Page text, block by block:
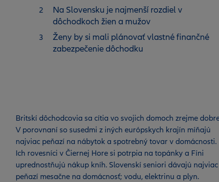
Na Slovensku je najmenší rozdiel v
dôchodkoch žien a mužov
Ženy by si mali plánovať vlastné finančné
zabezpečenie dôchodku
Britskí dôchodcovia sa cítia vo svojich domoch zrejme
V porovnaní so susedmi z iných európskych krajín míňajú
najviac peňazí na nábytok a spotrebný tovar v domácnosti.
Ich rovesníci v Čiernej Hore si potrpia na topánky a Fíni
uprednostňujú nákup kníh. Slovenskí seniori dávajú najviac
peňazí mesačne na domácnosť; vodu, elektrinu a plyn.